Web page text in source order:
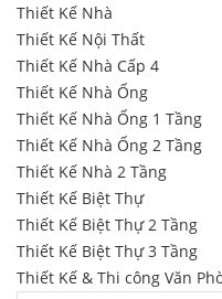
Thiết Kế Nhà
Thiết Kế Nội Thất
Thiết Kế Nhà Cấp 4
Thiết Kế Nhà Ống
Thiết Kế Nhà Ống 1 Tầng
Thiết Kế Nhà Ống 2 Tầng
Thiết Kế Nhà 2 Tầng
Thiết Kế Biệt Thự
Thiết Kế Biệt Thự 2 Tầng
Thiết Kế Biệt Thự 3 Tầng
Thiết Kế & Thi công Văn